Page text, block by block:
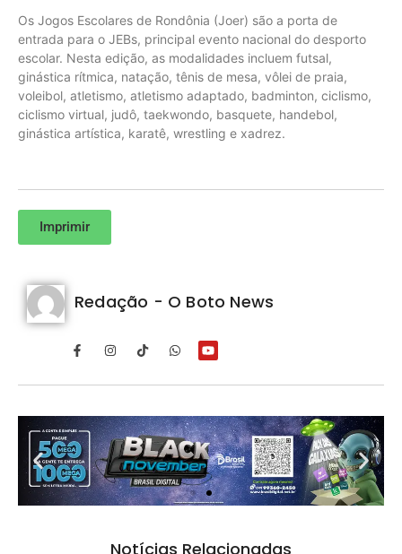
Os Jogos Escolares de Rondônia (Joer) são a porta de
entrada para o JEBs, principal evento nacional do desporto
escolar. Nesta edição, as modalidades incluem futsal,
ginástica rítmica, natação, tênis de mesa, vôlei de praia,
voleibol, atletismo, atletismo adaptado, badminton, ciclismo,
ciclismo virtual, judô, taekwondo, basquete, handebol,
ginástica artística, karatê, wrestling e xadrez.
Imprimir
Redação - O Boto News
Notícias Relacionadas